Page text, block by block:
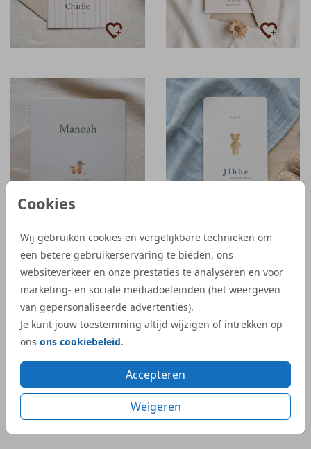
Cookies
Wij gebruiken cookies en vergelijkbare technieken om
een betere gebruikerservaring te bieden, ons
websiteverkeer en onze prestaties te analyseren en voor
marketing- en sociale mediadoeleinden (het weergeven
van gepersonaliseerde advertenties).
Je kunt jouw toestemming altijd wijzigen of intrekken op
ons ons cookiebeleid.
Accepteren
Weigeren
SPEELGOED EENDJE TEDDYBEER
KLASSIEK | KONIJN DIEREN | GANZEN